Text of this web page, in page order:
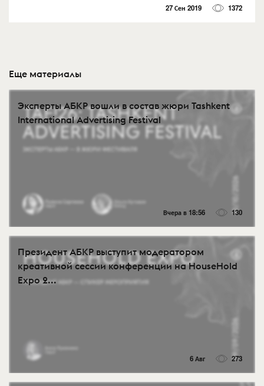
27 Сен 2019 1372
Еще материалы
Эксперты АБКР вошли в состав жюри Tashkent
International Advertising Festival
Вчера в 18:56 130
Президент АБКР выступит модератором
креативной сессии конференции на HouseHold
Expo 2...
6 Авг 273